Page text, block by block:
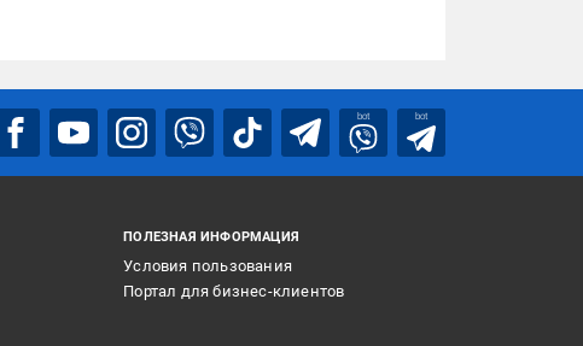
bot bot
ПОЛЕЗНАЯ ИНФОРМАЦИЯ
Условия пользования
Портал для бизнес-клиентов